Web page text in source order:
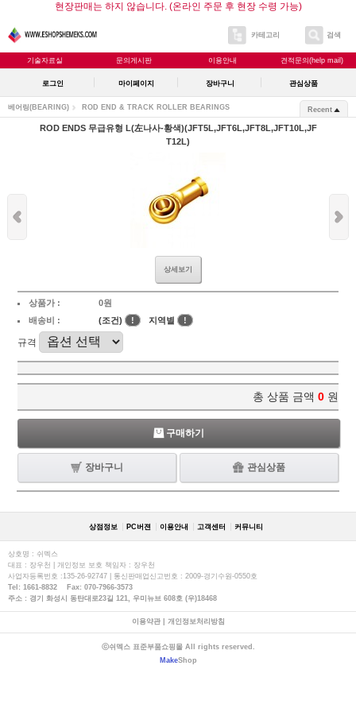
현장판매는 하지 않습니다. (온라인 주문 후 현장 수령 가능)
카테고리 검색
기술자료실 문의게시판 이용안내 견적문의(help mail)
로그인 마이페이지 장바구니 관심상품
베어링(BEARING) ROD END & TRACK ROLLER BEARINGS Recent
ROD ENDS 무급유형 L(左나사-황색)(JFT5L,JFT6L,JFT8L,JFT10L,JF
T12L)
상세보기
상품가 :
0원
배송비 :
(조건) ! 지역별 !
규격
총 상품 금액 0 원
구매하기
장바구니 관심상품
상점정보 PC버젼 이용안내 고객센터 커뮤니티
상호명 : 쉬멕스
대표 : 장우천 | 개인정보 보호 책임자 : 장우천
사업자등록번호 :135-26-92747 | 통신판매업신고번호 : 2009-경기수원-0550호
Tel: 1661-8832 Fax: 070-7966-3573
주소 : 경기 화성시 동탄대로23길 121, 우미뉴브 608호 (우)18468
이용약관| 개인정보처리방침
ⓒ쉬멕스 표준부품쇼핑몰 All rights reserved.
MakeShop